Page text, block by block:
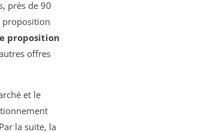
près de 90
proposition
proposition
offres
et le
la suite, la